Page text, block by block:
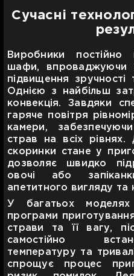
Сучасні
Виробники постійно
шафи, впроваджуючи
підвищення зручності
Однією з найбільш
конвекція. Завдяки
гаряче повітря
камери,
страв на всіх рівнях.
скоринки стане у
дозволяє швидко
овочі або
апетитного вигляду та
У багатьох моделях
програми
страви та її вагу,
самостійно
температуру та
спрощує процес